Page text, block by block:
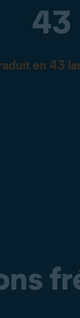
43
en 43